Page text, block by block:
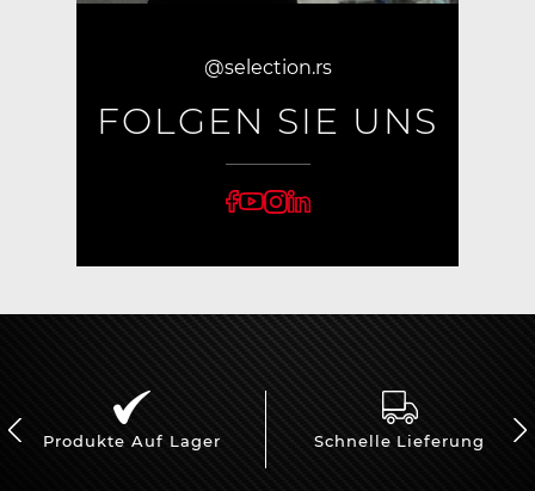
@selection.rs
FOLGEN SIE UNS
Produkte Auf Lager Schnelle Lieferung